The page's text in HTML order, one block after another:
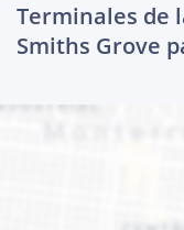
Terminales de
Smiths Grove